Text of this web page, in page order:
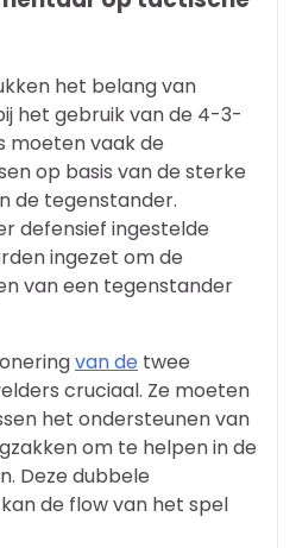
het belang van
het gebruik van de 4-3-
moeten vaak de
op basis van de sterke
de tegenstander.
defensief ingestelde
ingezet om de
van een tegenstander
van de twee
cruciaal. Ze moeten
het ondersteunen van
om te helpen in de
Deze dubbele
de flow van het spel